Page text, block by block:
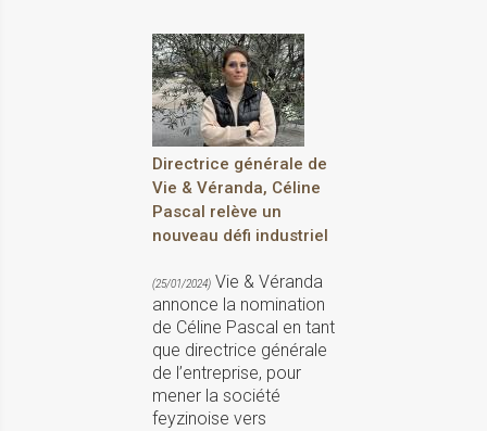
Directrice générale de
Vie & Véranda, Céline
Pascal relève un
nouveau défi industriel
(25/01/2024) Vie & Véranda
annonce la nomination
de Céline Pascal en tant
que directrice générale
de l’entreprise, pour
mener la société
feyzinoise vers